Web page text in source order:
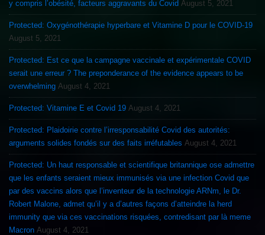
y compris l’obésité, facteurs aggravants du Covid August 5, 2021
Protected: Oxygénothérapie hyperbare et Vitamine D pour le COVID-19
August 5, 2021
Protected: Est ce que la campagne vaccinale et expérimentale COVID
serait une erreur ? The preponderance of the evidence appears to be
overwhelming August 4, 2021
Protected: Vitamine E et Covid 19 August 4, 2021
Protected: Plaidoirie contre l’irresponsabilité Covid des autorités:
arguments solides fondés sur des faits irréfutables August 4, 2021
Protected: Un haut responsable et scientifique britannique ose admettre
que les enfants seraient mieux immunisés via une infection Covid que
par des vaccins alors que l’inventeur de la technologie ARNm, le Dr.
Robert Malone, admet qu’il y a d’autres façons d’atteindre la herd
immunity que via ces vaccinations risquées, contredisant par là meme
Macron August 4, 2021